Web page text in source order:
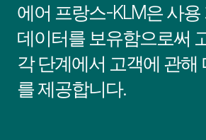
에어 프랑스-KLM은 사용
데이터를 보유함으로써
각 단계에서 고객에 관해
를 제공합니다.